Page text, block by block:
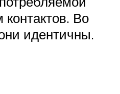
Во
идентичны.